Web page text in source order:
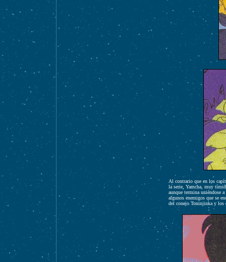
Al contrario que en los
la serie, Yamcha, muy
aunque termina uniéndose
algunos enemigos que se
del conejo Toninjinka y los